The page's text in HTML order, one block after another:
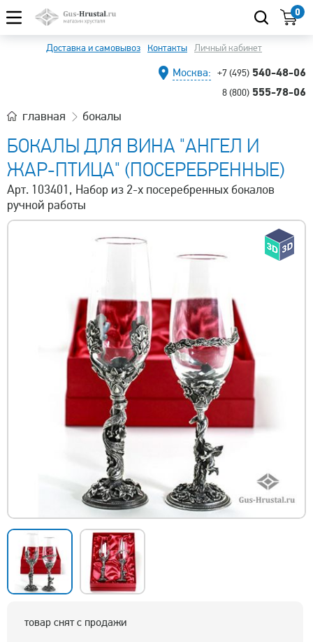
0
Доставка и самовывоз Контакты Личный кабинет
Москва: +7 (495) 540-48-06
8 (800) 555-78-06
главная бокалы
БОКАЛЫ ДЛЯ ВИНА "АНГЕЛ И
ЖАР-ПТИЦА" (ПОСЕРЕБРЕННЫЕ)
Арт. 103401, Набор из 2-х посеребренных бокалов
ручной работы
товар снят с продажи